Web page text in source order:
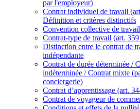
par l'employeur)
Contrat individuel de travail
Définition et critères distinctifs
Convention collective de
Contrat-type de travail (art.
Distinction entre le contrat de
indépendante
Contrat de durée déterminée /
indéterminée / Contrat mixte
conciergerie)
Contrat d’apprentissage (art.
Contrat de voyageur de